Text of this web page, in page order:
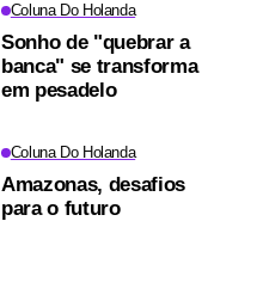
Coluna Do Holanda
Sonho de "quebrar a
banca" se transforma
em pesadelo
Coluna Do Holanda
Amazonas, desafios
para o futuro